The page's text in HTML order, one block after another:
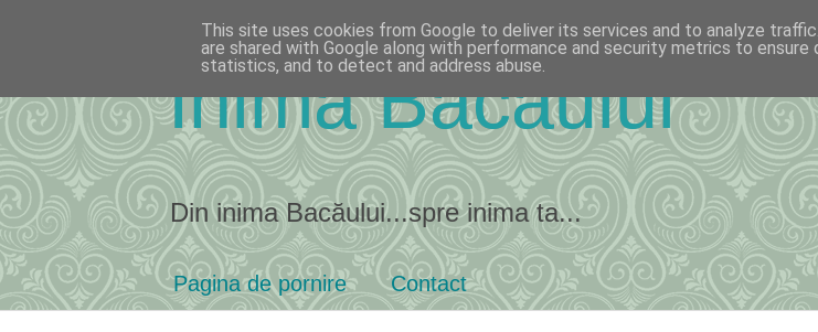
Inima Bacăului
Din inima Bacăului...spre inima ta...
Pagina de pornire Contact
This site uses cookies from Google to deliver its services and to analyze
are shared with Google along with performance and security metrics to
statistics, and to detect and address abuse.